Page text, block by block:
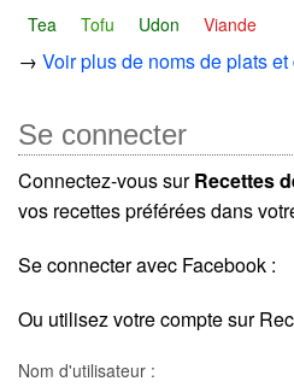
Tea Tofu Udon Viande
→ Voir plus de noms de plats
Se connecter
Connectez-vous surRecettes
vos recettes préférées dans
Se connecter avec Facebook :
Ou utilisez votre compte sur
Nom d'utilisateur :